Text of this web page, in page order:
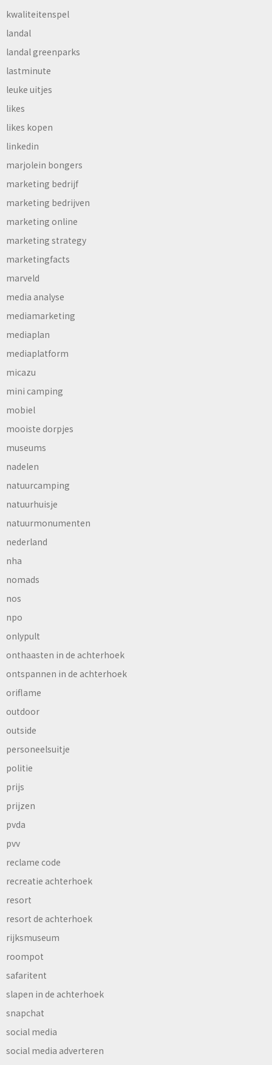
kwaliteitenspel
landal
landal greenparks
lastminute
leuke uitjes
likes
likes kopen
linkedin
marjolein bongers
marketing bedrijf
marketing bedrijven
marketing online
marketing strategy
marketingfacts
marveld
media analyse
mediamarketing
mediaplan
mediaplatform
micazu
mini camping
mobiel
mooiste dorpjes
museums
nadelen
natuurcamping
natuurhuisje
natuurmonumenten
nederland
nha
nomads
nos
npo
onlypult
onthaasten in de achterhoek
ontspannen in de achterhoek
oriflame
outdoor
outside
personeelsuitje
politie
prijs
prijzen
pvda
pvv
reclame code
recreatie achterhoek
resort
resort de achterhoek
rijksmuseum
roompot
safaritent
slapen in de achterhoek
snapchat
social media
social media adverteren